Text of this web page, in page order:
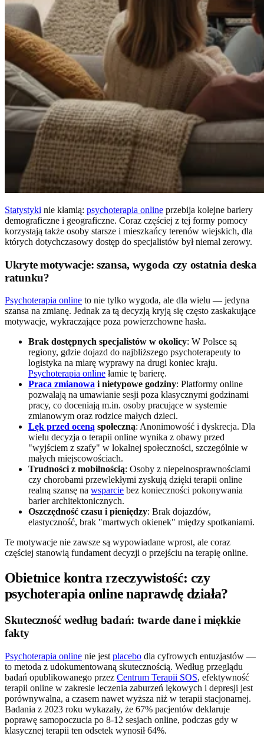
Statystyki nie kłamią: psychoterapia online przebija kolejne bariery
demograficzne i geograficzne. Coraz częściej z tej formy pomocy
korzystają także osoby starsze i mieszkańcy terenów wiejskich, dla
których dotychczasowy dostęp do specjalistów był niemal zerowy.
Ukryte motywacje: szansa, wygoda czy ostatnia deska
ratunku?
Psychoterapia online to nie tylko wygoda, ale dla wielu — jedyna
szansa na zmianę. Jednak za tą decyzją kryją się często zaskakujące
motywacje, wykraczające poza powierzchowne hasła.
Brak dostępnych specjalistów w okolicy: W Polsce są
regiony, gdzie dojazd do najbliższego psychoterapeuty to
logistyka na miarę wyprawy na drugi koniec kraju.
Psychoterapia online łamie tę barierę.
Praca zmianowa i nietypowe godziny: Platformy online
pozwalają na umawianie sesji poza klasycznymi godzinami
pracy, co doceniają m.in. osoby pracujące w systemie
zmianowym oraz rodzice małych dzieci.
Lęk przed oceną społeczną: Anonimowość i dyskrecja. Dla
wielu decyzja o terapii online wynika z obawy przed
"wyjściem z szafy" w lokalnej społeczności, szczególnie w
małych miejscowościach.
Trudności z mobilnością: Osoby z niepełnosprawnościami
czy chorobami przewlekłymi zyskują dzięki terapii online
realną szansę na wsparcie bez konieczności pokonywania
barier architektonicznych.
Oszczędność czasu i pieniędzy: Brak dojazdów,
elastyczność, brak "martwych okienek" między spotkaniami.
Te motywacje nie zawsze są wypowiadane wprost, ale coraz
częściej stanowią fundament decyzji o przejściu na terapię online.
Obietnice kontra rzeczywistość: czy
psychoterapia online naprawdę działa?
Skuteczność według badań: twarde dane i miękkie
fakty
Psychoterapia online nie jest placebo dla cyfrowych entuzjastów —
to metoda z udokumentowaną skutecznością. Według przeglądu
badań opublikowanego przez Centrum Terapii SOS, efektywność
terapii online w zakresie leczenia zaburzeń lękowych i depresji jest
porównywalna, a czasem nawet wyższa niż w terapii stacjonarnej.
Badania z 2023 roku wykazały, że 67% pacjentów deklaruje
poprawę samopoczucia po 8-12 sesjach online, podczas gdy w
klasycznej terapii ten odsetek wynosił 64%.